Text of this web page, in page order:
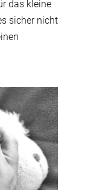
das kleine
sicher nicht